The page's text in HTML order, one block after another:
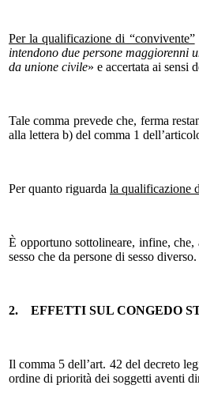
Per la qualificazione di “convivente”
intendono due persone maggiorenni
da unione civile» e accertata ai sensi
Tale comma prevede che, ferma
alla lettera b) del comma 1
Per quanto riguarda la qualificazione
È opportuno sottolineare, infine, che,
sesso che da persone di sesso diverso.
2. EFFETTI SUL CONGEDO
Il comma 5 dell’art. 42 del decreto
ordine di priorità dei soggetti aventi